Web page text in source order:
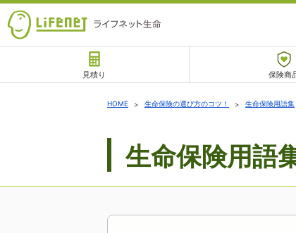
見積り 保険商
チャットサポート
HOME 生命保険の選び方のコツ！ 生命保険用語集
生命保険用語